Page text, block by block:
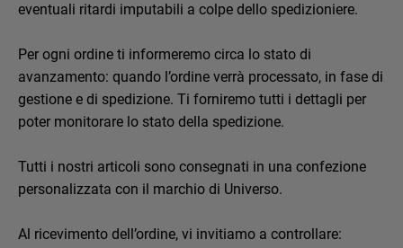
eventuali ritardi imputabili a colpe dello spedizioniere.
Per ogni ordine ti informeremo circa lo stato di
avanzamento: quando l’ordine verrà processato, in fase di
gestione e di spedizione. Ti forniremo tutti i dettagli per
poter monitorare lo stato della spedizione.
Tutti i nostri articoli sono consegnati in una confezione
personalizzata con il marchio di Universo.
Al ricevimento dell’ordine, vi invitiamo a controllare: